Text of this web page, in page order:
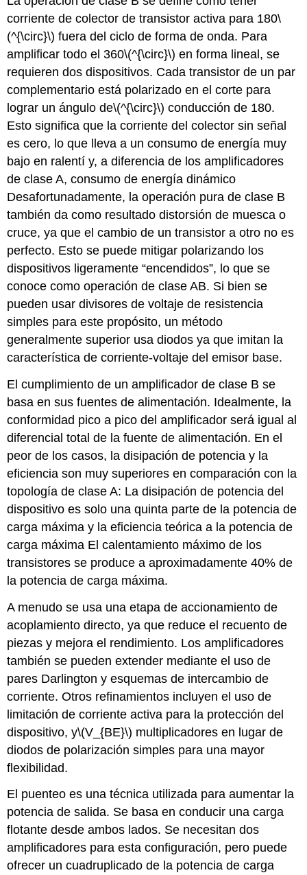
corriente de colector de transistor activa para 180\
(^{\circ}\) fuera del ciclo de forma de onda. Para
amplificar todo el 360\(^{\circ}\) en forma lineal, se
requieren dos dispositivos. Cada transistor de un par
complementario está polarizado en el corte para
lograr un ángulo de\(^{\circ}\) conducción de 180.
Esto significa que la corriente del colector sin señal
es cero, lo que lleva a un consumo de energía muy
bajo en ralentí y, a diferencia de los amplificadores
de clase A, consumo de energía dinámico
Desafortunadamente, la operación pura de clase B
también da como resultado distorsión de muesca o
cruce, ya que el cambio de un transistor a otro no es
perfecto. Esto se puede mitigar polarizando los
dispositivos ligeramente “encendidos”, lo que se
conoce como operación de clase AB. Si bien se
pueden usar divisores de voltaje de resistencia
simples para este propósito, un método
generalmente superior usa diodos ya que imitan la
característica de corriente-voltaje del emisor base.
El cumplimiento de un amplificador de clase B se
basa en sus fuentes de alimentación. Idealmente, la
conformidad pico a pico del amplificador será igual al
diferencial total de la fuente de alimentación. En el
peor de los casos, la disipación de potencia y la
eficiencia son muy superiores en comparación con la
topología de clase A: La disipación de potencia del
dispositivo es solo una quinta parte de la potencia de
carga máxima y la eficiencia teórica a la potencia de
carga máxima El calentamiento máximo de los
transistores se produce a aproximadamente 40% de
la potencia de carga máxima.
A menudo se usa una etapa de accionamiento de
acoplamiento directo, ya que reduce el recuento de
piezas y mejora el rendimiento. Los amplificadores
también se pueden extender mediante el uso de
pares Darlington y esquemas de intercambio de
corriente. Otros refinamientos incluyen el uso de
limitación de corriente activa para la protección del
dispositivo, y\(V_{BE}\) multiplicadores en lugar de
diodos de polarización simples para una mayor
flexibilidad.
El puenteo es una técnica utilizada para aumentar la
potencia de salida. Se basa en conducir una carga
flotante desde ambos lados. Se necesitan dos
amplificadores para esta configuración, pero puede
ofrecer un cuadruplicado de la potencia de carga